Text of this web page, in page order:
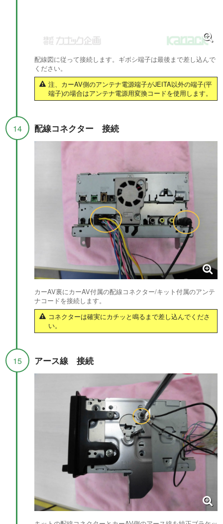
配線図に従って接続します。ギボシ端子は最後まで差し込んで
ください。
注、カーAV側のアンテナ電源端子がJEITA以外の端子(平
端子)の場合はアンテナ電源用変換コードを使用します。
14 配線コネクター 接続
カーAV裏にカーAV付属の配線コネクター/キット付属のアンテ
ナコードを接続します。
コネクターは確実にカチッと鳴るまで差し込んでくださ
い。
15 アース線 接続